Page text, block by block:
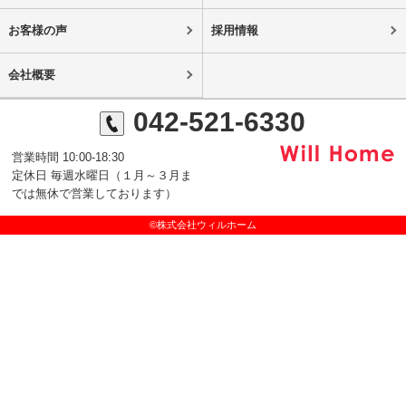
お客様の声 採用情報
会社概要
042-521-6330
営業時間 10:00-18:30
定休日 毎週水曜日（１月～３月ま
では無休で営業しております）
©株式会社ウィルホーム